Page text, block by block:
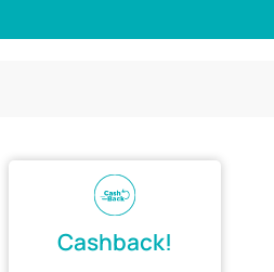
Cashback!